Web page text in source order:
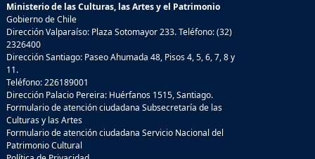
Ministerio de las Culturas, las Artes y el Patrimonio
Gobierno de Chile
Dirección Valparaíso: Plaza Sotomayor 233. Teléfono: (32)
2326400
Dirección Santiago: Paseo Ahumada 48, Pisos 4, 5, 6, 7, 8 y
11.
Teléfono: 226189001
Dirección Palacio Pereira: Huérfanos 1515, Santiago.
Formulario de atención ciudadana Subsecretaría de las
Culturas y las Artes
Formulario de atención ciudadana Servicio Nacional del
Patrimonio Cultural